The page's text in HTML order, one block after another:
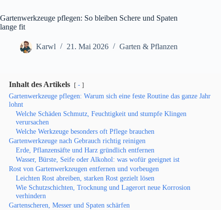
Gartenwerkzeuge pflegen: So bleiben Schere und Spaten
lange fit
Karwl 21. Mai 2026 Garten & Pflanzen
Inhalt des Artikels -
Gartenwerkzeuge pflegen: Warum sich eine feste Routine das ganze Jahr
lohnt
Welche Schäden Schmutz, Feuchtigkeit und stumpfe Klingen
verursachen
Welche Werkzeuge besonders oft Pflege brauchen
Gartenwerkzeuge nach Gebrauch richtig reinigen
Erde, Pflanzensäfte und Harz gründlich entfernen
Wasser, Bürste, Seife oder Alkohol: was wofür geeignet ist
Rost von Gartenwerkzeugen entfernen und vorbeugen
Leichten Rost abreiben, starken Rost gezielt lösen
Wie Schutzschichten, Trocknung und Lagerort neue Korrosion
verhindern
Gartenscheren, Messer und Spaten schärfen